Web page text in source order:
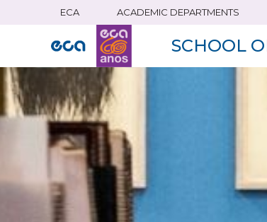
content
ECA ACADEMIC DEPARTMENTS
SCHOOL